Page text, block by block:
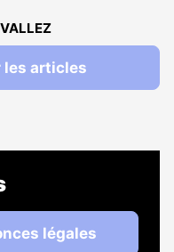
les articles
légales